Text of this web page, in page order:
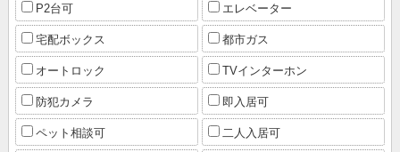
P2台可 エレベーター
宅配ボックス 都市ガス
オートロック TVインターホン
防犯カメラ 即入居可
ペット相談可 二人入居可